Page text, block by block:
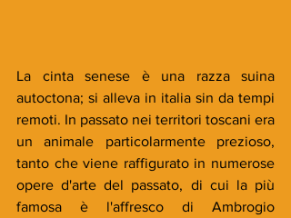
La cinta senese è una razza suina
autoctona; si alleva in italia sin da tempi
remoti. In passato nei territori toscani era
un animale particolarmente prezioso,
tanto che viene raffigurato in numerose
opere d'arte del passato, di cui la più
famosa è l'affresco di Ambrogio